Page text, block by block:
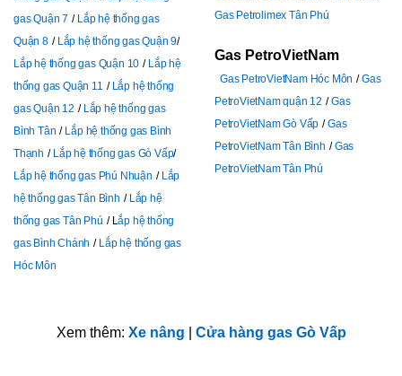
gas Quận 7
Lắp hệ thống gas
Quận 8
Lắp hệ thống gas Quận 9
Lắp hệ thống gas Quận 10
Lắp hệ
thống gas Quận 11
Lắp hệ thống
gas Quận 12
Lắp hệ thống gas
Bình Tân
Lắp hệ thống gas Bình
Thạnh
Lắp hệ thống gas Gò Vấp
Lắp hệ thống gas Phú Nhuận
Lắp
hệ thống gas Tân Bình
Lắp hệ
thống gas Tân Phú
Lắp hệ thống
gas Bình Chánh
Lắp hệ thống gas
Hóc Môn
Gas Petrolimex Tân Phú
Gas PetroVietNam
Gas PetroVietNam Hóc Môn
Gas
PetroVietNam quận 12
Gas
PetroVietNam Gò Vấp
Gas
PetroVietNam Tân Bình
Gas
PetroVietNam Tân Phú
Xem thêm: Xe nâng Cửa hàng gas Gò Vấp